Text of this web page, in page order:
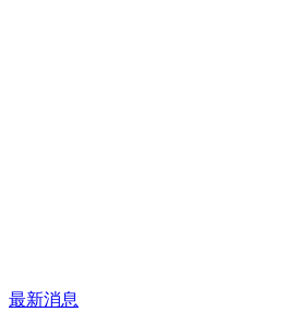
最新消息